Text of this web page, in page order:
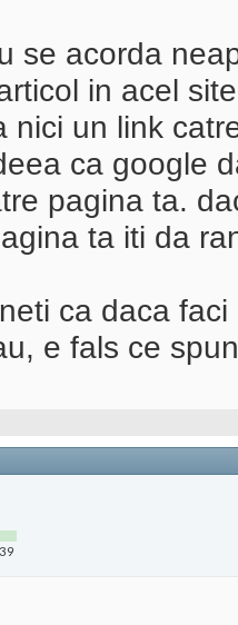
se acorda
in acel
nici un link
ca google
pagina ta.
ta iti da
ca daca
e fals ce
39